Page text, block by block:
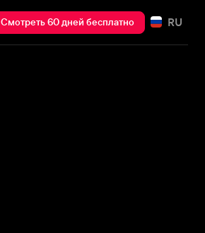
Смотреть 60 дней бесплатно RU